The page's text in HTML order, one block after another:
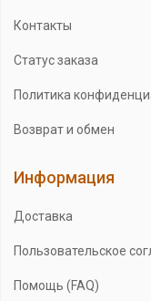
Контакты
Статус заказа
Политика
Возврат и обмен
Информация
Доставка
Пользовательское
Помощь (FAQ)